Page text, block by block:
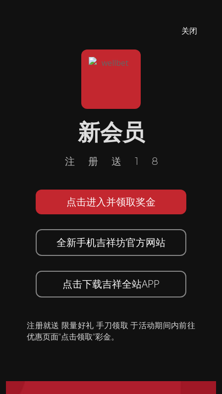
关闭
新会员
注册送18
点击进入并领取奖金
全新手机吉祥坊官方网站
点击下载吉祥全站APP
注册就送 限量好礼 手刀领取 于活动期间内前往
优惠页面”点击领取”彩金。